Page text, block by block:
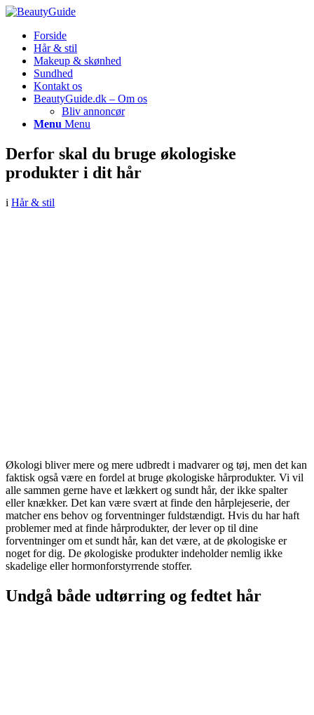
Forside
Hår & stil
Makeup & skønhed
Sundhed
Kontakt os
BeautyGuide.dk – Om os
Bliv annoncør
Menu Menu
Derfor skal du bruge økologiske
produkter i dit hår
i Hår & stil
Økologi bliver mere og mere udbredt i madvarer og tøj, men det kan
faktisk også være en fordel at bruge økologiske hårprodukter. Vi vil
alle sammen gerne have et lækkert og sundt hår, der ikke spalter
eller knækker. Det kan være svært at finde den hårplejeserie, der
matcher ens behov og forventninger fuldstændigt. Hvis du har haft
problemer med at finde hårprodukter, der lever op til dine
forventninger om et sundt hår, kan det være, at de økologiske er
noget for dig. De økologiske produkter indeholder nemlig ikke
skadelige eller hormonforstyrrende stoffer.
Undgå både udtørring og fedtet hår